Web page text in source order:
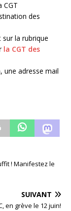
CGT
des
la rubrique
la CGT des
une adresse mail
! Manifestez le
SUIVANT
en grève le 12 juin!